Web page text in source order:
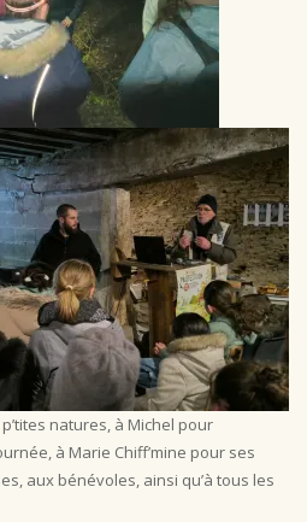
natures, à Michel pour
à Marie Chiff’mine pour ses
aux bénévoles, ainsi qu’à tous les